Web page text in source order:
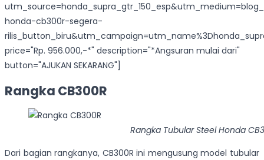
honda-cb300r-segera-
price="Rp. 956.000,-*" description="*Angsuran mulai dari"
button="AJUKAN SEKARANG"]
Rangka CB300R
Rangka Tubular Steel Honda
Dari bagian rangkanya, CB300R ini mengusung model tubular